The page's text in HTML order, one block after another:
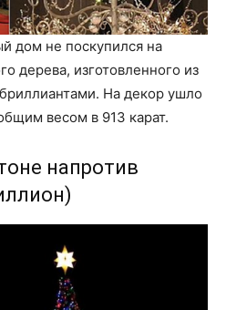
дом не поскупился на
дерева, изготовленного из
На декор ушло
весом в 913 карат.
напротив